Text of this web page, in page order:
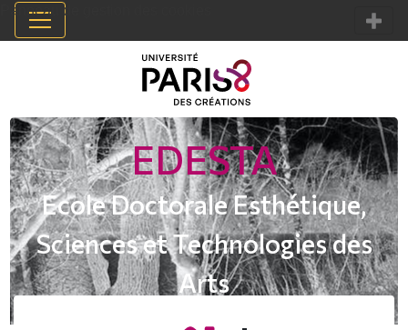
EDESTA
Ecole Doctorale Esthétique,
Sciences et Technologies des
Arts
Panneau de gestion des cookies